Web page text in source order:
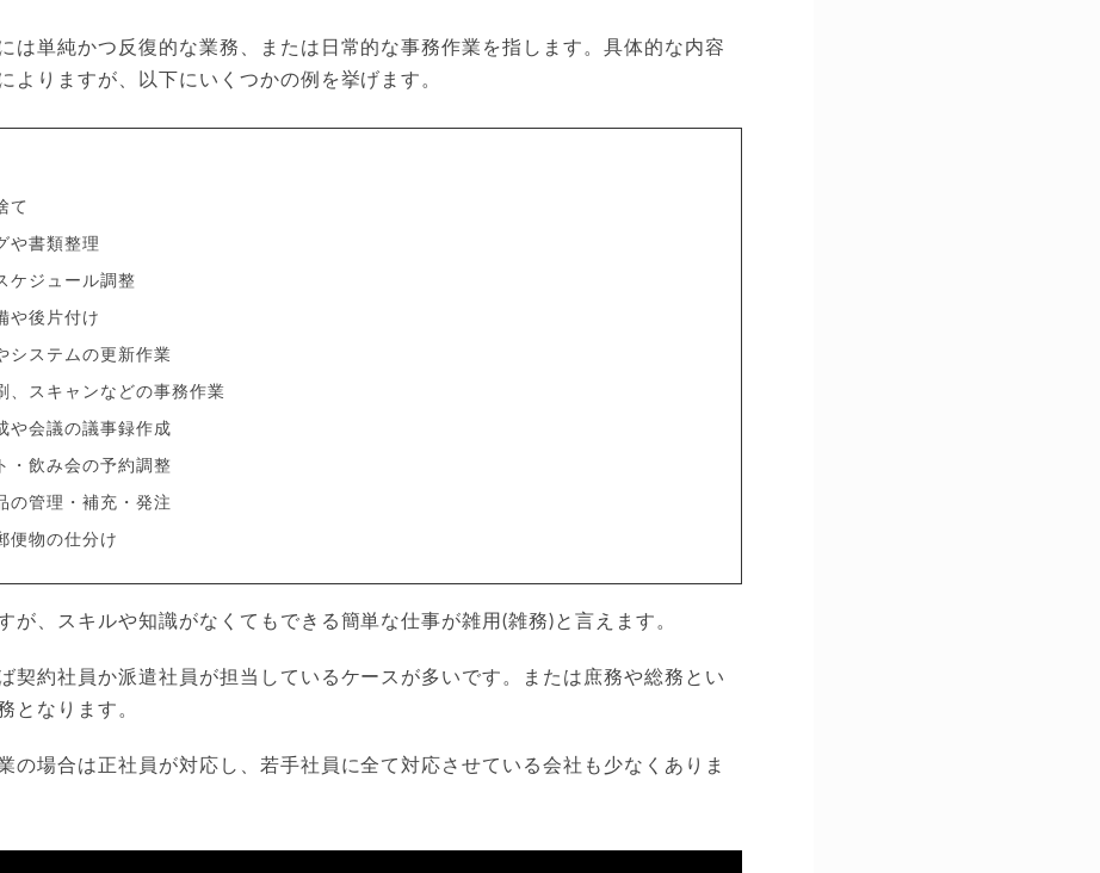
は単純かつ反復的な業務、または日常的な事務作業を指します。具体的な内容
よりますが、以下にいくつかの例を挙げます。
て
や書類整理
ケジュール調整
や後片付け
システムの更新作業
、スキャンなどの事務作業
や会議の議事録作成
・飲み会の予約調整
の管理・補充・発注
便物の仕分け
が、スキルや知識がなくてもできる簡単な仕事が雑用(雑務)と言えます。
契約社員か派遣社員が担当しているケースが多いです。または庶務や総務とい
となります。
の場合は正社員が対応し、若手社員に全て対応させている会社も少なくありま